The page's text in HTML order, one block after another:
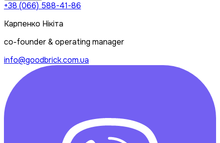
+38 (066) 588-41-86
Карпенко Нікіта
co-founder & operating manager
info@goodbrick.com.ua